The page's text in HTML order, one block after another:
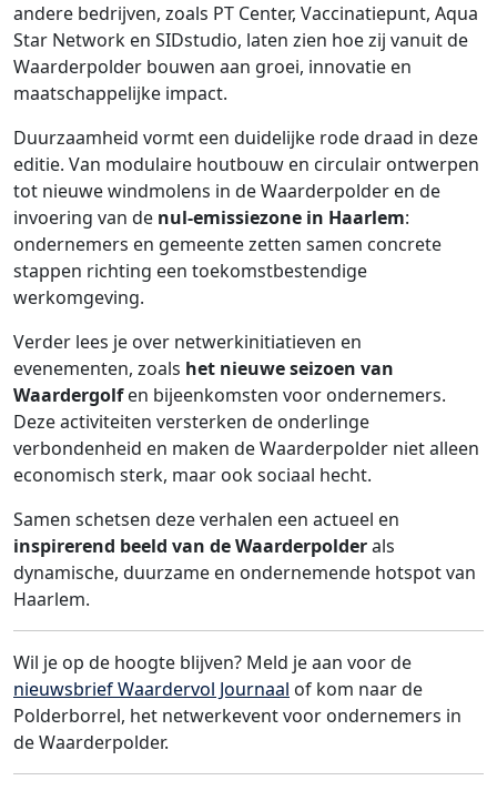
andere bedrijven, zoals PT Center, Vaccinatiepunt, Aqua
Star Network en SIDstudio, laten zien hoe zij vanuit de
Waarderpolder bouwen aan groei, innovatie en
maatschappelijke impact.
Duurzaamheid vormt een duidelijke rode draad in deze
editie. Van modulaire houtbouw en circulair ontwerpen
tot nieuwe windmolens in de Waarderpolder en de
invoering van de nul-emissiezone in Haarlem:
ondernemers en gemeente zetten samen concrete
stappen richting een toekomstbestendige
werkomgeving.
Verder lees je over netwerkinitiatieven en
evenementen, zoals het nieuwe seizoen van
Waardergolfen bijeenkomsten voor ondernemers.
Deze activiteiten versterken de onderlinge
verbondenheid en maken de Waarderpolder niet alleen
economisch sterk, maar ook sociaal hecht.
Samen schetsen deze verhalen een actueel en
inspirerend beeld van de Waarderpolderals
dynamische, duurzame en ondernemende hotspot van
Haarlem.
Wil je op de hoogte blijven? Meld je aan voor de
nieuwsbrief Waardervol Journaal of kom naar de
Polderborrel, het netwerkevent voor ondernemers in
de Waarderpolder.